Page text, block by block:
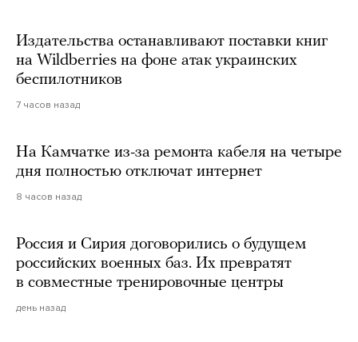
Издательства останавливают поставки книг
на Wildberries на фоне атак украинских
беспилотников
7 часов назад
На Камчатке из-за ремонта кабеля на четыре
дня полностью отключат интернет
8 часов назад
Россия и Сирия договорились о будущем
российских военных баз. Их превратят
в совместные тренировочные центры
день назад